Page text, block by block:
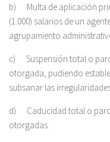
b) Multa de aplicación
(1.000) salarios de un
agrupamiento
c) Suspensión total o
otorgada, pudiendo
subsanar las
d) Caducidad total o
otorgadas.